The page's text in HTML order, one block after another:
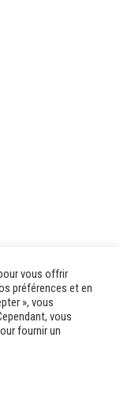
vous offrir
préférences et en
», vous
vous
fournir un